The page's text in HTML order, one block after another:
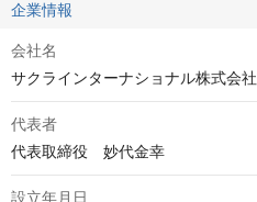
企業情報
会社名
サクラインターナショナル株式会社
代表者
代表取締役　妙代金幸
設立年月日